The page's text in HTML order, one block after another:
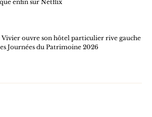
enfin sur Netflix
Vivier ouvre son hôtel particulier rive gauche
Journées du Patrimoine 2026